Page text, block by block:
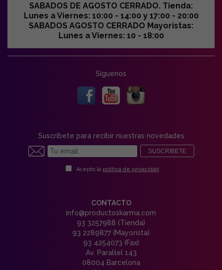
SABADOS DE AGOSTO CERRADO. Tienda:
Lunes a Viernes: 10:00 - 14:00 y 17:00 - 20:00
SABADOS AGOSTO CERRADO Mayoristas:
Lunes a Viernes: 10 - 18:00
Síguenos
Suscríbete para recibir nuestras novedades
SUSCRIBETE
Acepto la política de privacidad
CONTACTO
info@productoskarma.com
93 3257988 (Tienda)
93 2289877 (Mayorista)
93 4254073 (Fax)
Av. Paral·lel 143
08004 Barcelona